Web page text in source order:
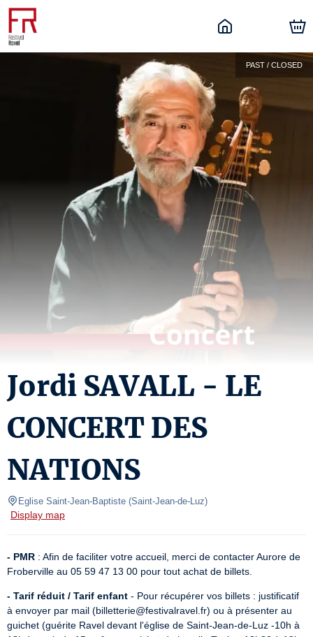
PAST / CLOSED
Jordi SAVALL - LE
CONCERT DES
NATIONS
Eglise Saint-Jean-Baptiste (Saint-Jean-de-Luz)
Display map
- PMR : Afin de faciliter votre accueil, merci de contacter Aurore de
Froberville au 05 59 47 13 00 pour tout achat de billets.
- Tarif réduit / Tarif enfant - Pour récupérer vos billets : justificatif
à envoyer par mail (billetterie@festivalravel.fr) ou à présenter au
guichet (guérite Ravel devant l'église de Saint-Jean-de-Luz -10h à